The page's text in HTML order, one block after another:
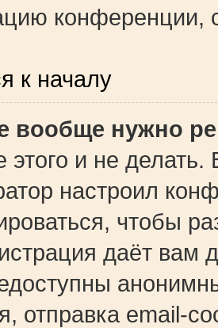
конференции,
к началу
вообще нужно
и не делать.
настроил
чтобы
даёт вам
отправка email-